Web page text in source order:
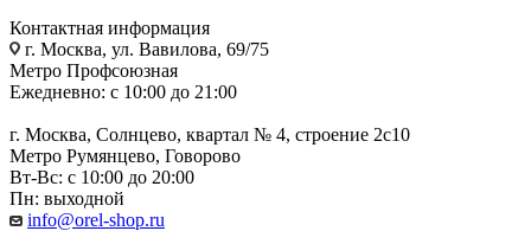
Контактная информация
г. Москва, ул. Вавилова, 69/75
Метро Профсоюзная
Ежедневно: с 10:00 до 21:00
г. Москва, Солнцево, квартал № 4, строение 2с10
Метро Румянцево, Говорово
Вт-Вс: с 10:00 до 20:00
Пн: выходной
info@orel-shop.ru